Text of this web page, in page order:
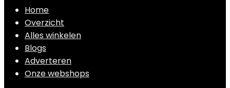
Home
Overzicht
Alles winkelen
Blogs
Adverteren
Onze webshops